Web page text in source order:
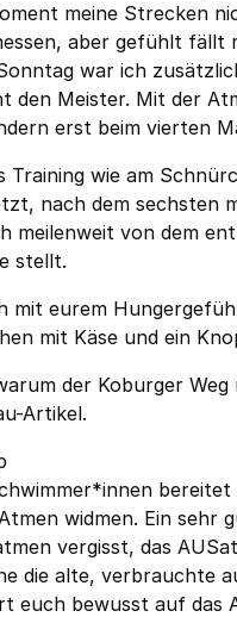
meine Strecken
aber gefühlt fällt
war ich
den Meister. Mit der
erst beim vierten
Training wie am
nach dem sechsten
meilenweit von dem
stellt.
mit eurem
mit Käse und ein
der Koburger
Artikel.
widmen. Ein sehr
vergisst, das
die alte, verbrauchte
euch bewusst auf das